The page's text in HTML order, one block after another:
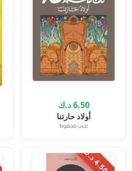
6.50 د.ك
أولاد حارتنا
نجيب محفوظ
4
.
5
0
د
.
ك